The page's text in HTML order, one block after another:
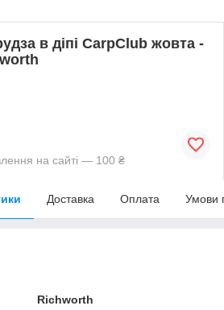
в діпі CarpClub жовта -
на сайті — 100 ₴
Доставка Оплата Умови
Richworth